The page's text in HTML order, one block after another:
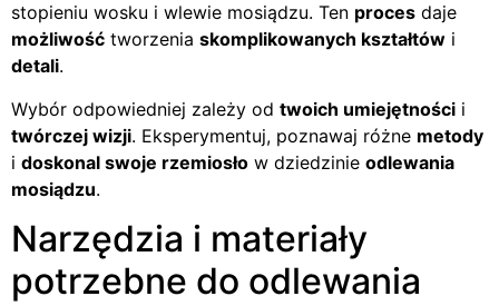
stopieniu wosku i wlewie mosiądzu. Ten proces daje
możliwość tworzenia skomplikowanych kształtów i
detali.
Wybór odpowiedniej zależy od twoich umiejętności i
twórczej wizji. Eksperymentuj, poznawaj różne metody
i doskonal swoje rzemiosło w dziedzinie odlewania
mosiądzu.
Narzędzia i materiały
potrzebne do odlewania